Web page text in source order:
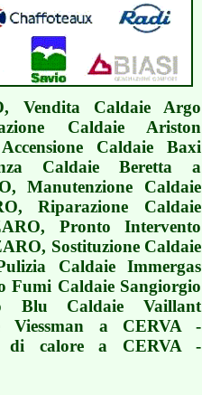
Vendita Caldaie Argo
Caldaie Ariston
Caldaie Baxi
Caldaie Beretta a
Manutenzione Caldaie
Riparazione Caldaie
Pronto Intervento
Sostituzione Caldaie
Caldaie Immergas
Caldaie Sangiorgio
Blu Caldaie Vaillant
Viessman a CERVA -
di calore a CERVA -